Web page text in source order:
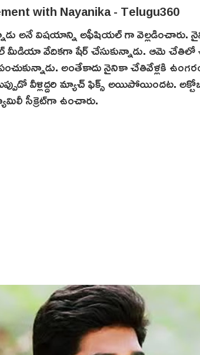
అనే విషయాన్ని అఫీషియల్ గా
మీడియా వేదికగా షేర్ చేసుకున్నాడు. ఆమె చేతిలో
అంతేకాదు నైనికా చేతివేళ్లకి
వీళ్లిద్దరి మ్యాచ్ ఫిక్స్ అయిపోయిందట. అక్టోబర్
సీక్రెట్‌గా ఉంచారు.